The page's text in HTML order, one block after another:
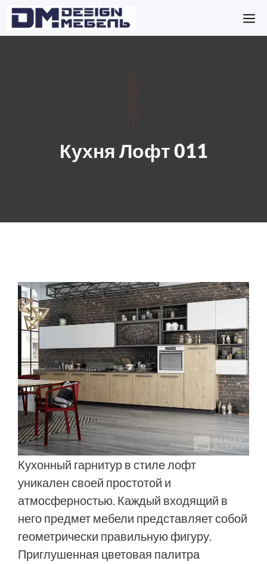
Перейти
Кухня Лофт 011
Кухонный гарнитур в стиле лофт
уникален своей простотой и
атмосферностью. Каждый входящий в
него предмет мебели представляет собой
геометрически правильную фигуру.
Приглушенная цветовая палитра